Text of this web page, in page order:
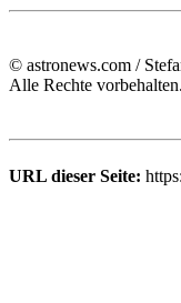
© astronews.com /
Alle Rechte
URL dieser Seite: